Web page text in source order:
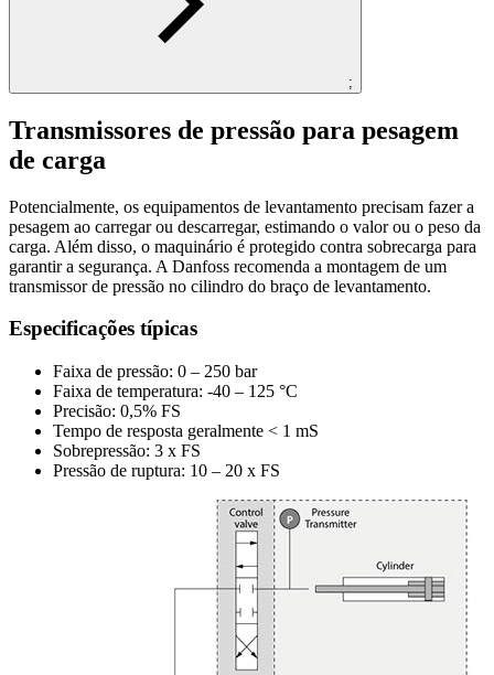
;
Transmissores de pressão para pesagem
de carga
Potencialmente, os equipamentos de levantamento precisam fazer a
pesagem ao carregar ou descarregar, estimando o valor ou o peso da
carga. Além disso, o maquinário é protegido contra sobrecarga para
garantir a segurança. A Danfoss recomenda a montagem de um
transmissor de pressão no cilindro do braço de levantamento.
Especificações típicas
Faixa de pressão: 0 – 250 bar
Faixa de temperatura: -40 – 125 °C
Precisão: 0,5% FS
Tempo de resposta geralmente < 1 mS
Sobrepressão: 3 x FS
Pressão de ruptura: 10 – 20 x FS